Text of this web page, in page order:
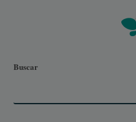
Buscar